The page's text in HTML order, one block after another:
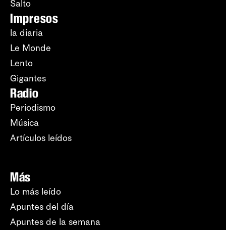
Salto
Impresos
la diaria
Le Monde
Lento
Gigantes
Radio
Periodismo
Música
Artículos leídos
Más
Lo más leído
Apuntes del día
Apuntes de la semana